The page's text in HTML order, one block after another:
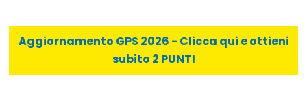
Aggiornamento GPS 2026 - Clicca qui e ottieni
subito 2 PUNTI